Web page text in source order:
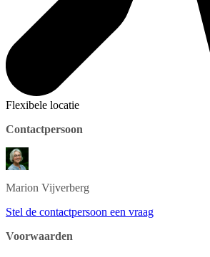
Flexibele locatie
Contactpersoon
Marion Vijverberg
Stel de contactpersoon een vraag
Voorwaarden